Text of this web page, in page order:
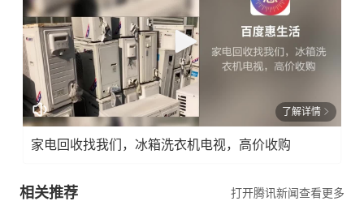
了解详情
家电回收找我们，冰箱洗衣机电视，高价收购
相关推荐 打开腾讯新闻查看更多